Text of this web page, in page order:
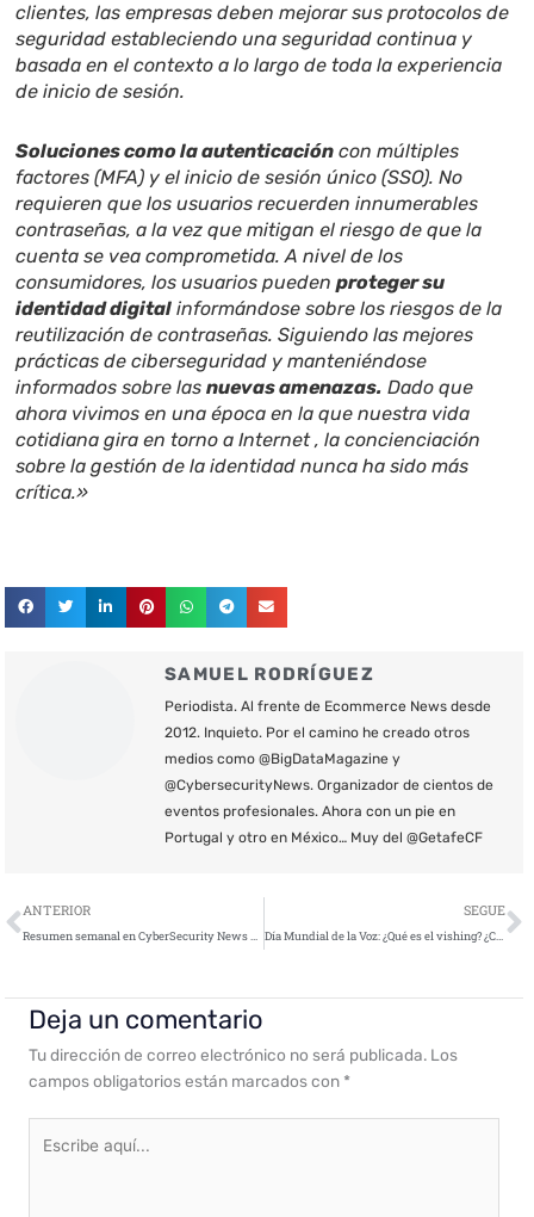
clientes, las empresas deben mejorar sus protocolos de
seguridad estableciendo una seguridad continua y
basada en el contexto a lo largo de toda la experiencia
de inicio de sesión.
Soluciones como la autenticación con múltiples
factores (MFA) y el inicio de sesión único (SSO). No
requieren que los usuarios recuerden innumerables
contraseñas, a la vez que mitigan el riesgo de que la
cuenta se vea comprometida. A nivel de los
consumidores, los usuarios puedenproteger su
identidad digital informándose sobre los riesgos de la
reutilización de contraseñas. Siguiendo las mejores
prácticas de ciberseguridad y manteniéndose
informados sobre lasnuevas amenazas. Dado que
ahora vivimos en una época en la que nuestra vida
cotidiana gira en torno a Internet , la concienciación
sobre la gestión de la identidad nunca ha sido más
crítica.»
SAMUEL RODRÍGUEZ
Periodista. Al frente de Ecommerce News desde
2012. Inquieto. Por el camino he creado otros
medios como @BigDataMagazine y
@CybersecurityNews. Organizador de cientos de
eventos profesionales. Ahora con un pie en
Portugal y otro en México… Muy del @GetafeCF
Ant
ANTERIOR
Resumen semanal en CyberSecurity News – 16 de abril de 2021
SEGUE
Día Mundial de la Voz: ¿Qué es el vishing? ¿Cómo evitarlo?
Deja un comentario
Tu dirección de correo electrónico no será publicada. Los
campos obligatorios están marcados con *
aquí...